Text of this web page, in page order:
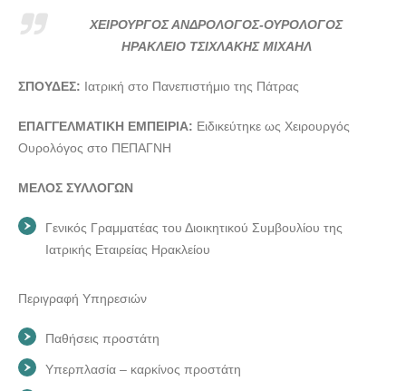
ΧΕΙΡΟΥΡΓΟΣ ΑΝΔΡΟΛΟΓΟΣ-ΟΥΡΟΛΟΓΟΣ
ΗΡΑΚΛΕΙΟ ΤΣΙΧΛΑΚΗΣ ΜΙΧΑΗΛ
ΣΠΟΥΔΕΣ: Ιατρική στο Πανεπιστήμιο της Πάτρας
ΕΠΑΓΓΕΛΜΑΤΙΚΗ ΕΜΠΕΙΡΙΑ: Ειδικεύτηκε ως Χειρουργός
Ουρολόγος στο ΠΕΠΑΓΝΗ
ΜΕΛΟΣ ΣΥΛΛΟΓΩΝ
Γενικός Γραμματέας του Διοικητικού Συμβουλίου της
Ιατρικής Εταιρείας Ηρακλείου
Περιγραφή Υπηρεσιών
Παθήσεις προστάτη
Υπερπλασία – καρκίνος προστάτη